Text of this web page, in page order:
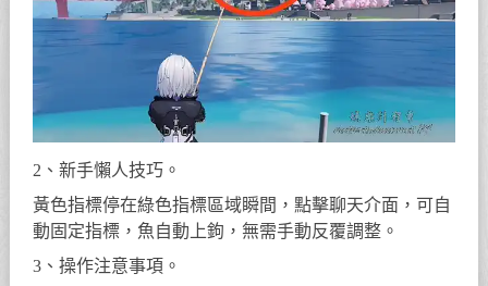
2、新手懶人技巧。
黃色指標停在綠色指標區域瞬間，點擊聊天介面，可自
動固定指標，魚自動上鉤，無需手動反覆調整。
3、操作注意事項。